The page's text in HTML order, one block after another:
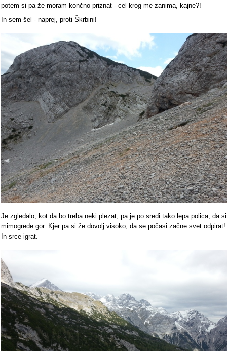
potem si pa že moram končno priznat - cel krog me zanima, kajne?!
In sem šel - naprej, proti Škrbini!
Je zgledalo, kot da bo treba neki plezat, pa je po sredi tako lepa polica, da si
mimogrede gor. Kjer pa si že dovolj visoko, da se počasi začne svet odpirat!
In srce igrat.